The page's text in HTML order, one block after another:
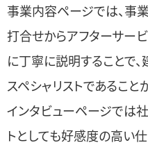
事業内容ページでは、事
打合せからアフターサー
に丁寧に説明することで
スペシャリストであること
インタビューページでは
トとしても好感度の高い